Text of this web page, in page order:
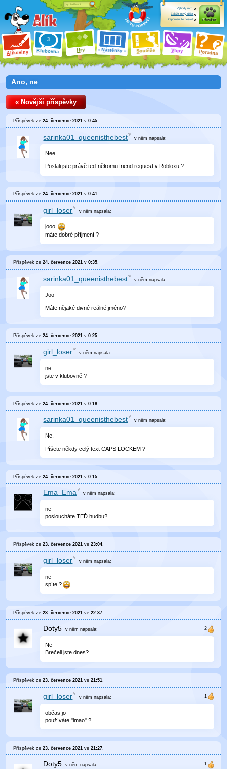
Alíkoviny Klubovna Hry Nástěnky Soutěže Vtipy Poradna
Výhody účtu
Založit nový účet
Zapomenuté heslo?
Přihlásit
Ano, ne
« Novější příspěvky
Příspěvek ze24. července 2021 v0:45.
sarinka01_queenisthebest v něm napsala:
Nee
Poslali jste právě teď někomu friend request v Robloxu ?
Příspěvek ze24. července 2021 v0:41.
girl_loser v něm napsala:
jooo
máte dobré příjmení ?
Příspěvek ze24. července 2021 v0:35.
sarinka01_queenisthebest v něm napsala:
Joo
Máte nějaké divné reálné jméno?
Příspěvek ze24. července 2021 v0:25.
girl_loser v něm napsala:
ne
jste v klubovně ?
Příspěvek ze24. července 2021 v0:18
sarinka01_queenisthebest v něm napsala:
Ne.
Píšete někdy celý text CAPS LOCKEM ?
Příspěvek ze24. července 2021 v0:15
Ema_Ema v něm napsala:
ne
posloucháte TEĎ hudbu?
Příspěvek ze23. července 2021 ve23:04.
girl_loser v něm napsala:
ne
spíte ?
Příspěvek ze23. července 2021 ve22:37
Doty5 v něm napsala:
Ne
Brečeli jste dnes?
Příspěvek ze23. července 2021 ve21:51.
girl_loser v něm napsala:
občas jo
používáte "lmao" ?
Příspěvek ze23. července 2021 ve21:27
Doty5 v něm napsala: